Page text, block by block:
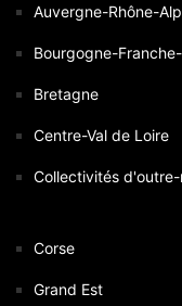
Auvergne-Rhône-
Bourgogne-
Bretagne
Centre-Val de Loire
Collectivités
Corse
Grand Est